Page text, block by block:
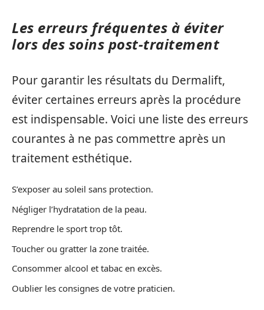
Les erreurs fréquentes à éviter
lors des soins post-traitement
Pour garantir les résultats du Dermalift,
éviter certaines erreurs après la procédure
est indispensable. Voici une liste des erreurs
courantes à ne pas commettre après un
traitement esthétique.
S’exposer au soleil sans protection.
Négliger l’hydratation de la peau.
Reprendre le sport trop tôt.
Toucher ou gratter la zone traitée.
Consommer alcool et tabac en excès.
Oublier les consignes de votre praticien.